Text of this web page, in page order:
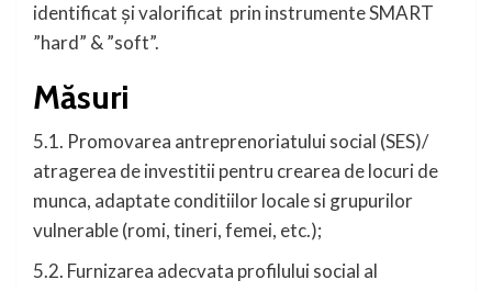
identificat și valorificat prin instrumente SMART
”hard” & ”soft”.
Măsuri
5.1. Promovarea antreprenoriatului social (SES)/
atragerea de investitii pentru crearea de locuri de
munca, adaptate conditiilor locale si grupurilor
vulnerable (romi, tineri, femei, etc.);
5.2. Furnizarea adecvata profilului social al